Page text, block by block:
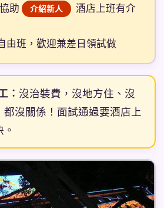
助
介紹新人
酒店上班有介
由班，歡迎兼差日領試做
︰ 沒治裝費，沒地方住、沒
沒關係！面試通過要酒店上